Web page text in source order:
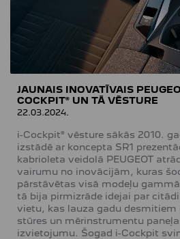
JAUNAIS INOVATĪVAIS
COCKPIT® UN TĀ VĒSTURE
22.03.2024.
i-Cockpit® vēsture sākās 2010.
izstādē ar koncepta SR1
kabrioleta veidolā PEUGEOT
vairumu no inovācijām, kuras
pārstāvētas visā modeļu
tā bija pirmizrāde idejai par
vietu, kas lauza gadu desmitiem
stūres un mērinstrumentu
izvietojumu. Šogad i-Cockpit